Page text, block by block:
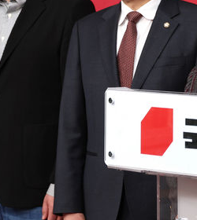
, 제주·인천 권리당원 투표 김민석 승리
위'…동해안 시간당 30㎜ '강한 비'[내일날
이 원하는 마음 느꼈고, 많은 트로피 원해
펄'…동해안 일부 지역엔 호의주의보
늘어…누적 환자 3000명 돌파
물폭탄…도로 잠기고 담벼락 붕괴
산삼 9뿌리 발견…감정가 1.3억원
다 실종 60대, 닷새 만에 숨진 채 발견
안게임서 '홈팀' 일본과 한일전
터보트 전복…1명 사망·1명 실종